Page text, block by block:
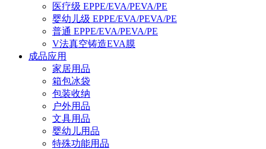
医疗级 EPPE/EVA/PEVA/PE
婴幼儿级 EPPE/EVA/PEVA/PE
普通 EPPE/EVA/PEVA/PE
V法真空铸造EVA膜
成品应用
家居用品
箱包冰袋
包装收纳
户外用品
文具用品
婴幼儿用品
特殊功能用品